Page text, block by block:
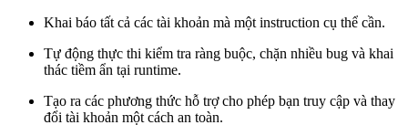
Khai báo tất cả các tài khoản mà một instruction cụ thể cần.
Tự động thực thi kiểm tra ràng buộc, chặn nhiều bug và khai
thác tiềm ẩn tại runtime.
Tạo ra các phương thức hỗ trợ cho phép bạn truy cập và thay
đổi tài khoản một cách an toàn.